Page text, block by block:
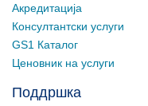
Акредитација
Консултантски услуги
GS1 Каталог
Ценовник на услуги
Поддршка